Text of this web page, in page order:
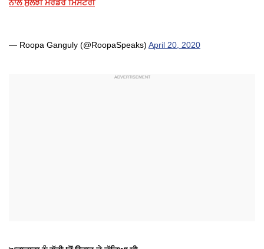
ਨਾਲ ਸੁਲਝੀ ਮਰਡਰ ਮਿਸਟਰੀ
— Roopa Ganguly (@RoopaSpeaks) April 20, 2020